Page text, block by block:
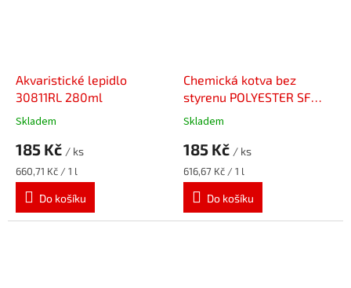
Akvaristické lepidlo
30811RL 280ml
Skladem
185 Kč / ks
Měrná
cena:
660,71 Kč / 1 l
Do košíku
Chemická kotva bez
styrenu POLYESTER SF
74014BD 300ml
Skladem
185 Kč / ks
Měrná
cena:
616,67 Kč / 1 l
Do košíku